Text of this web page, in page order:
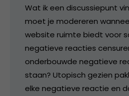
Wat ik een discussiepunt
moet je modereren
website ruimte biedt voor
negatieve reacties
onderbouwde negatieve
staan? Utopisch gezien
elke negatieve reactie en